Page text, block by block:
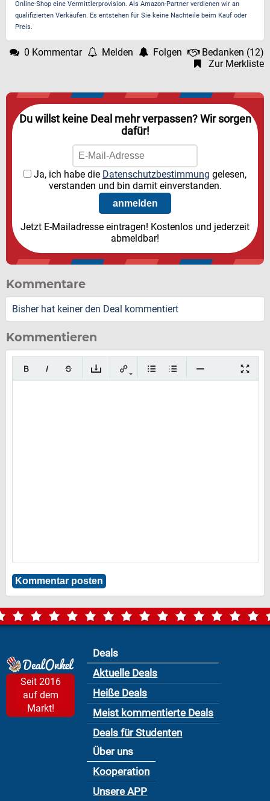
Online-Shop eine Vermittlerprovision. Als Amazon-Partner verdienen wir an
qualifizierten Verkäufen. Es entstehen für Sie keine Nachteile beim Kauf oder
Preis.
0 Kommentar Melden Folgen Bedanken (12)
Zur Merkliste
Du willst keine Deal mehr verpassen? Wir sorgen
dafür!
Ja, ich habe die Datenschutzbestimmung gelesen,
verstanden und bin damit einverstanden.
Jetzt E-Mailadresse eintragen! Kostenlos und jederzeit
abmeldbar!
Kommentare
Bisher hat keiner den Deal kommentiert
Kommentieren
Seit 2016
auf dem
Markt!
Deals
Aktuelle Deals
Heiße Deals
Meist kommentierte Deals
Deals für Studenten
Über uns
Kooperation
Unsere APP